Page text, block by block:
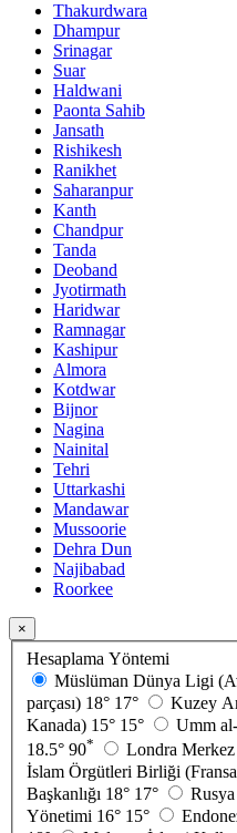
Thakurdwara
Dhampur
Srinagar
Suar
Haldwani
Paonta Sahib
Jansath
Rishikesh
Ranikhet
Saharanpur
Kanth
Chandpur
Tanda
Deoband
Jyotirmath
Haridwar
Ramnagar
Kashipur
Almora
Kotdwar
Bijnor
Nagina
Nainital
Tehri
Uttarkashi
Mandawar
Mussoorie
Dehra Dun
Najibabad
Roorkee
×
Hesaplama Yöntemi
Müslüman Dünya Ligi
parçası) 18° 17°
Kuzey
Kanada) 15° 15°
Umm
18.5° 90* Londra
İslam Örgütleri Birliği
Başkanlığı 18° 17°
Yönetimi 16° 15°